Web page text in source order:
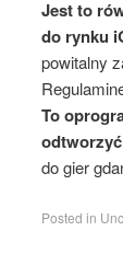
Jest to
do rynku
powitalny
To
do gier
Posted in